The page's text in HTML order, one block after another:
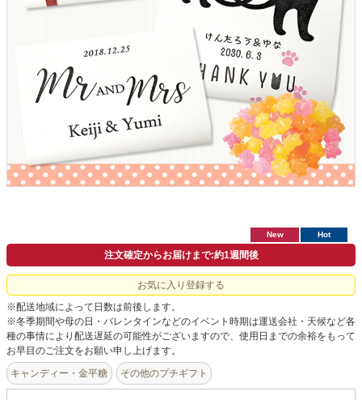
New Hot
注文確定からお届けまで:約1週間後
お気に入り登録する
※配送地域によって日数は前後します。
※冬季期間や母の日・バレンタインなどのイベント時期は運送会社・天候など各
種の事情により配送遅延の可能性がございますので、使用日までの余裕をもって
お早目のご注文をお願い申し上げます。
キャンディー・金平糖 その他のプチギフト